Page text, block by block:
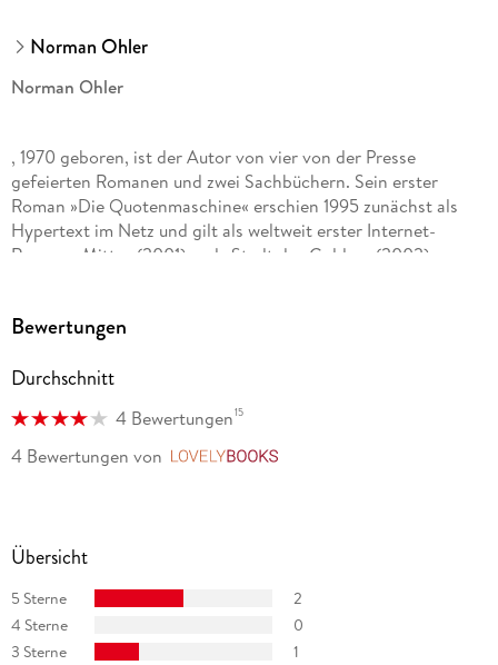
Norman Ohler
Norman Ohler
, 1970 geboren, ist der Autor von vier von der Presse
gefeierten Romanen und zwei Sachbüchern. Sein erster
Roman »Die Quotenmaschine« erschien 1995 zunächst als
Hypertext im Netz und gilt als weltweit erster Internet-
Roman. »Mitte« (2001) und »Stadt des Goldes« (2002)
Drogen im Dritten Reich. Es wurde in mehr als 30 Sprachen
Times. Paramount hat eine Option auf die Filmrechte
»Die Gleichung des Lebens«, der mit lebendigem Zeitkolorit
das 18. Jahrhundert wiederauferstehen lässt.
Bewertungen
Durchschnitt
4 Bewertungen15
4 Bewertungen von
Übersicht
5 Sterne
2
4 Sterne
0
3 Sterne
1